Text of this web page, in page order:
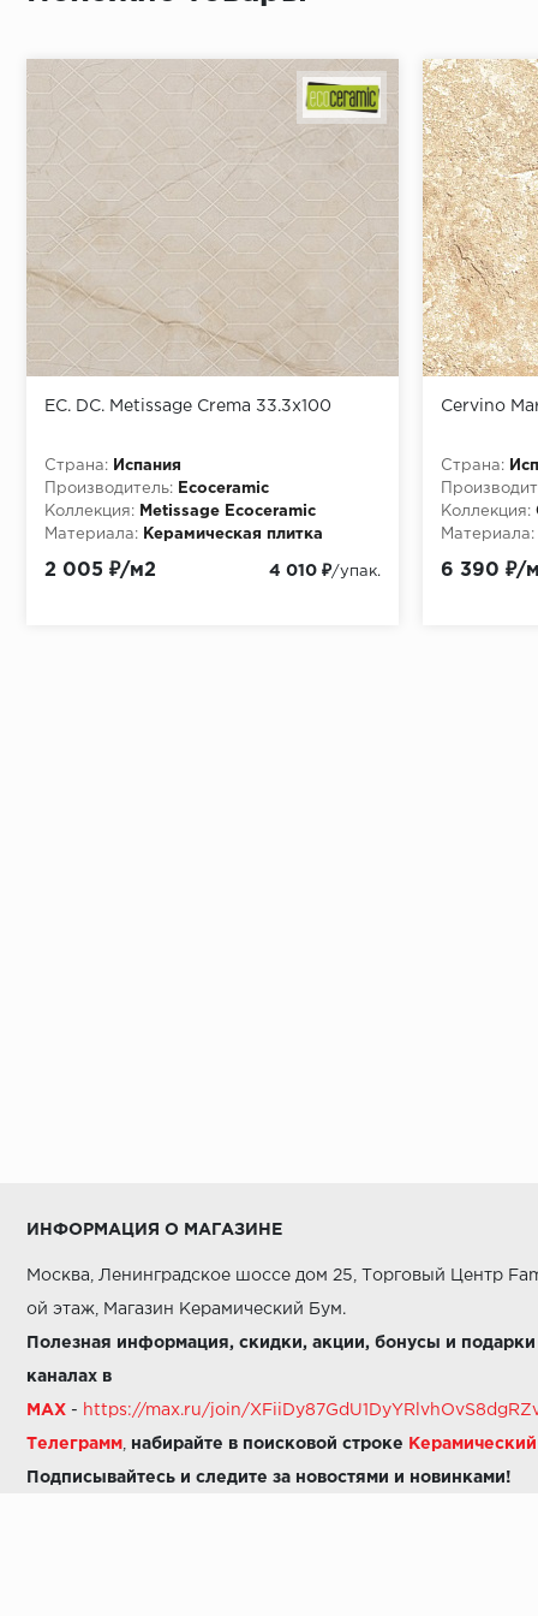
EC. DC. Metissage Crema 33.3x100
Страна:
Испания
Производитель:
Ecoceramic
Коллекция:
Metissage Ecoceramic
Материала:
Керамическая плитка
2 005 ₽/м2 4 010 ₽/упак.
Cervino
Страна:
Коллекция:
Материала:
6 390 ₽/
ИНФОРМАЦИЯ О МАГАЗИНЕ
Москва, Ленинградское шоссе дом 25, Торговый Центр
ой этаж, Магазин Керамический Бум.
Полезная информация, скидки, акции, бонусы и
каналах в
MAX - https://max.ru/join/
Телеграмм набирайте в поисковой строке Керамический
Подписывайтесь и следите за новостями и новинками!